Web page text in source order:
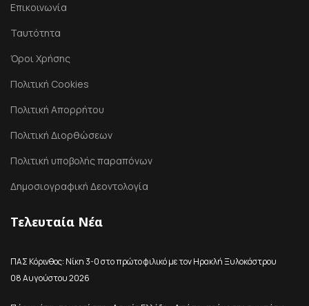
Επικοινωνία
Ταυτότητα
Όροι Χρήσης
Πολιτική Cookies
Πολιτική Απορρήτου
Πολιτική Διορθώσεων
Πολιτική υποβολής παραπόνων
Δημοσιογραφική Δεοντολογία
Τελευταία Νέα
ΠΑΣ Κόρινθος: Νίκη 3-0 στο πρώτο φιλικό με τον Ηρακλή Ξυλοκάστρου
08 Αυγούστου 2026